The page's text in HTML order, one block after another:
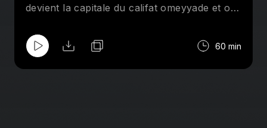
devient la capitale du califat omeyyade et où
60 min